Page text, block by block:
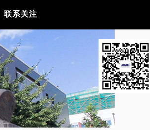
联系关注